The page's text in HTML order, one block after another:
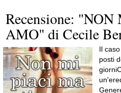
Recensione:
AMO" di Cecile
Il
posti